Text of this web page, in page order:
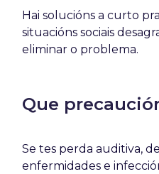
Hai solucións a curto
situacións sociais
eliminar o problema.
Que
Se tes perda auditiva,
enfermidades e